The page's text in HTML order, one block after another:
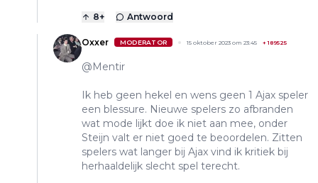
8+ Antwoord
Oxxer MODERATOR 15 oktober 2023 om 23:45 +189525
@Mentir
Ik heb geen hekel en wens geen 1 Ajax speler
een blessure. Nieuwe spelers zo afbranden
wat mode lijkt doe ik niet aan mee, onder
Steijn valt er niet goed te beoordelen. Zitten
spelers wat langer bij Ajax vind ik kritiek bij
herhaaldelijk slecht spel terecht.